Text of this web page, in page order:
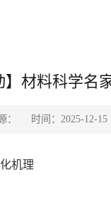
】材料科学
： 时间：2025-12-15
机理